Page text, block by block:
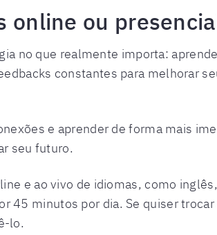
online ou
no que realmente importa:
constantes para melhorar
e aprender de forma mais
seu futuro.
e ao vivo de idiomas, como
45 minutos por dia. Se quiser
lo.